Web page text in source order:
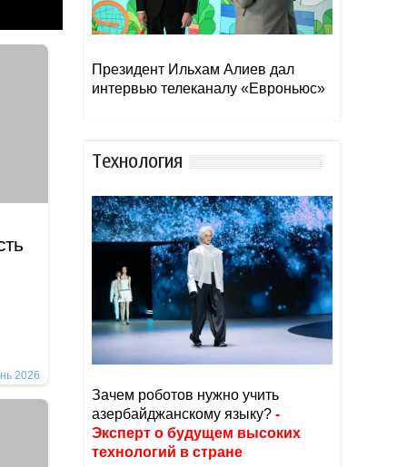
2026
Президент Ильхам Алиев дал
интервью телеканалу «Евроньюс»
Тexнoлoгия
Зачем роботов нужно учить
азербайджанскому языку? -
Эксперт о будущем высоких
технологий в стране